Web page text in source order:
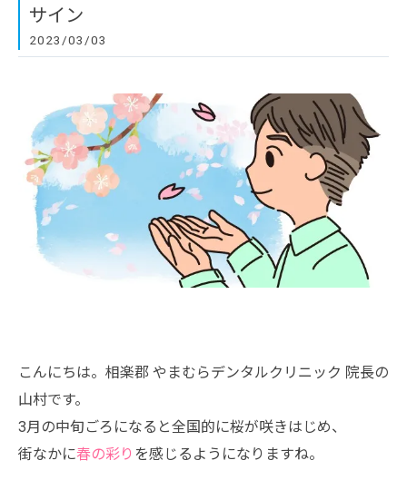
サイン
2023/03/03
こんにちは。相楽郡 やまむらデンタルクリニック 院長の
山村です。
3月の中旬ごろになると全国的に桜が咲きはじめ、
街なかに春の彩り を感じるようになりますね。